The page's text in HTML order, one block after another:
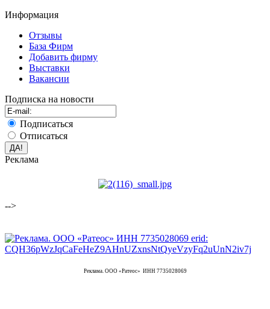
Информация
Отзывы
База Фирм
Добавить фирму
Выставки
Вакансии
Подписка на новости
Подписаться
Отписаться
Реклама
-->
Реклама. ООО «Ратеос» ИНН 7735028069